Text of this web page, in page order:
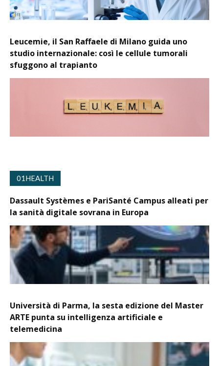
Leucemie, il San Raffaele di Milano guida uno
studio internazionale: così le cellule tumorali
sfuggono al trapianto
01HEALTH
Dassault Systèmes e PariSanté Campus alleati per
la sanità digitale sovrana in Europa
Università di Parma, la sesta edizione del Master
ARTE punta su intelligenza artificiale e
telemedicina